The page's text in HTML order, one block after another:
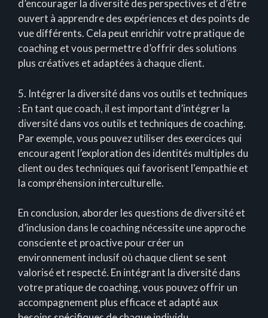
d’encourager la diversité des perspectives et d’être
ouvert à apprendre des expériences et des points de
vue différents. Cela peut enrichir votre pratique de
coaching et vous permettre d’offrir des solutions
plus créatives et adaptées à chaque client.
5. Intégrer la diversité dans vos outils et techniques
: En tant que coach, il est important d’intégrer la
diversité dans vos outils et techniques de coaching.
Par exemple, vous pouvez utiliser des exercices qui
encouragent l’exploration des identités multiples du
client ou des techniques qui favorisent l'empathie et
la compréhension interculturelle.
En conclusion, aborder les questions de diversité et
d’inclusion dans le coaching nécessite une approche
consciente et proactive pour créer un
environnement inclusif où chaque client se sent
valorisé et respecté. En intégrant la diversité dans
votre pratique de coaching, vous pouvez offrir un
accompagnement plus efficace et adapté aux